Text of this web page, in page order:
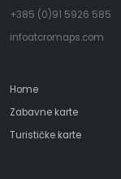
+385 (0)91 5926 585
infoatcromaps.com
Home
Zabavne karte
Turističke karte